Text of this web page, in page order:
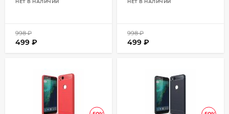
НЕТ В НАЛИЧИИ
998₽
499 ₽
НЕТ В НАЛИЧИИ
998₽
499 ₽